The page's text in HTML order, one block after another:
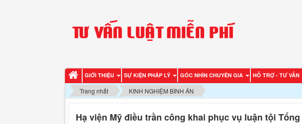
GIỚI THIỆU SỰ KIỆN PHÁP LÝ GÓC NHÌN CHUYÊN GIA HỖ TRỢ - TƯ VẤN
Trang nhất KINH NGHIỆM BÌNH ÁN
Hạ viện Mỹ điều trần công khai phục vụ luận tội